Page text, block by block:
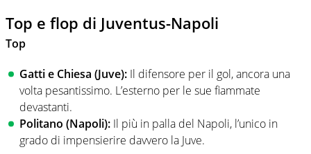
Top e flop di Juventus-Napoli
Top
Gatti e Chiesa (Juve): Il difensore per il gol, ancora una
volta pesantissimo. L’esterno per le sue fiammate
devastanti.
Politano (Napoli): Il più in palla del Napoli, l’unico in
grado di impensierire davvero la Juve.